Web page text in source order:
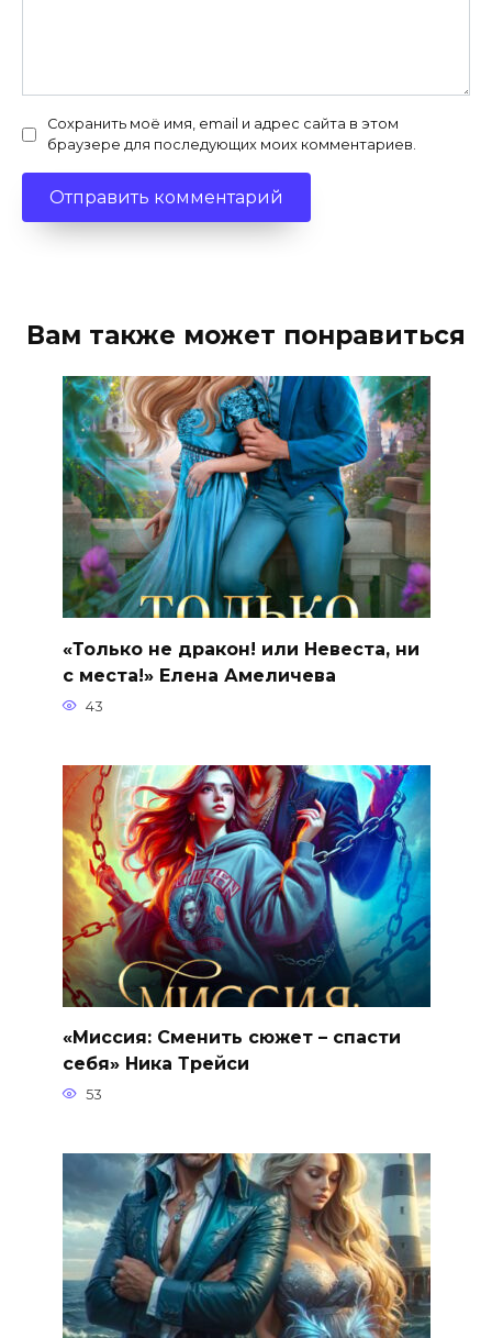
Сохранить моё имя, email и адрес сайта в этом
браузере для последующих моих комментариев.
Вам также может понравиться
«Только не дракон! или Невеста, ни
с места!» Елена Амеличева
43
«Миссия: Сменить сюжет – спасти
себя» Ника Трейси
53